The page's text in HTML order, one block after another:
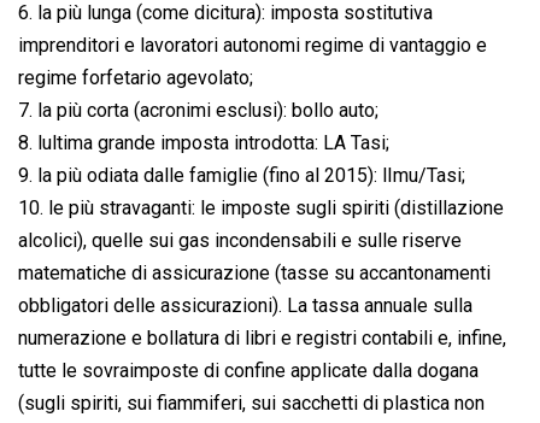
6. la più lunga (come dicitura): imposta sostitutiva
imprenditori e lavoratori autonomi regime di vantaggio e
regime forfetario agevolato;
7. la più corta (acronimi esclusi): bollo auto;
8. lultima grande imposta introdotta: LA Tasi;
9. la più odiata dalle famiglie (fino al 2015): lImu/Tasi;
10. le più stravaganti: le imposte sugli spiriti (distillazione
alcolici), quelle sui gas incondensabili e sulle riserve
matematiche di assicurazione (tasse su accantonamenti
obbligatori delle assicurazioni). La tassa annuale sulla
numerazione e bollatura di libri e registri contabili e, infine,
tutte le sovraimposte di confine applicate dalla dogana
(sugli spiriti, sui fiammiferi, sui sacchetti di plastica non